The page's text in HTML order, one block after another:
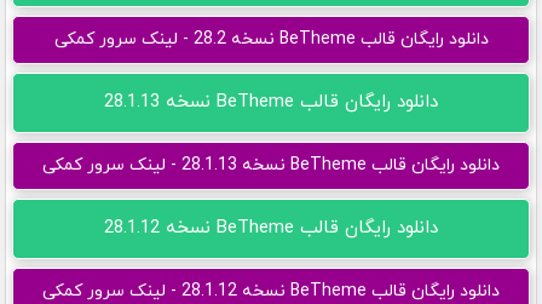
دانلود رایگان قالب BeTheme نسخه 28.2 - لینک سرور کمکی
دانلود رایگان قالب BeTheme نسخه 28.1.13
دانلود رایگان قالب BeTheme نسخه 28.1.13 - لینک سرور کمکی
دانلود رایگان قالب BeTheme نسخه 28.1.12
دانلود رایگان قالب BeTheme نسخه 28.1.12 - لینک سرور کمکی